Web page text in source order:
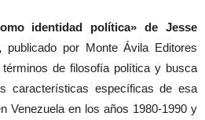
identidad política» de Jesse
publicado por Monte Ávila Editores
términos de filosofía política y busca
características específicas de esa
Venezuela en los años 1980-1990 y